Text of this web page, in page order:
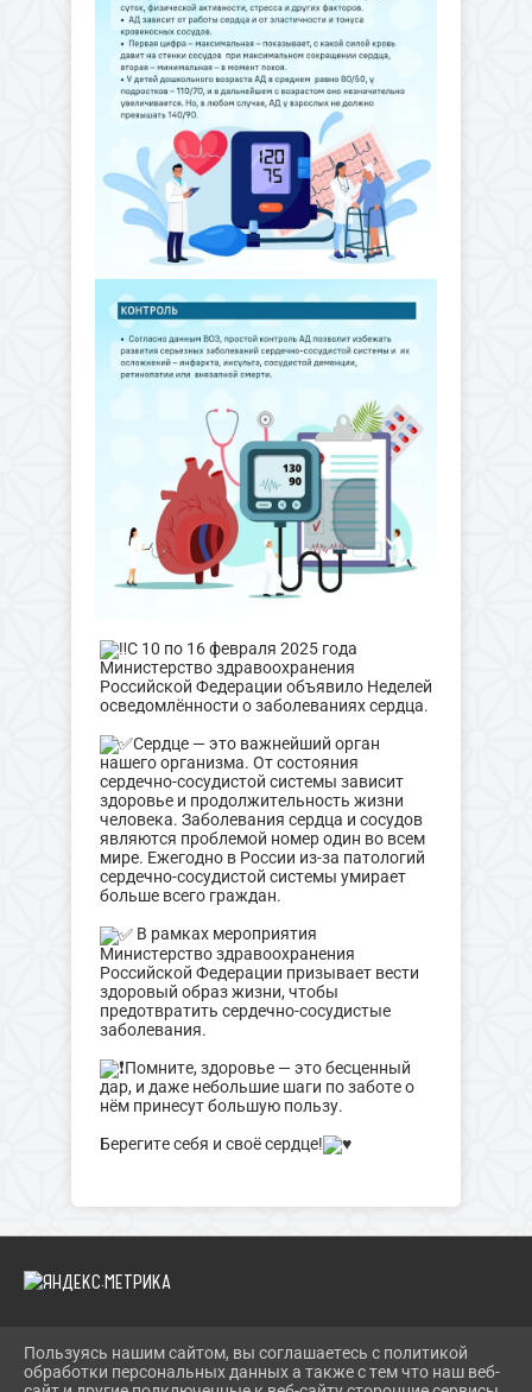
С 10 по 16 февраля 2025 года
Министерство здравоохранения
Российской Федерации объявило Неделей
осведомлённости о заболеваниях сердца.
Сердце — это важнейший орган
нашего организма. От состояния
сердечно-сосудистой системы зависит
здоровье и продолжительность жизни
человека. Заболевания сердца и сосудов
являются проблемой номер один во всем
мире. Ежегодно в России из-за патологий
сердечно-сосудистой системы умирает
больше всего граждан.
️В рамках мероприятия
Министерство здравоохранения
Российской Федерации призывает вести
здоровый образ жизни, чтобы
предотвратить сердечно-сосудистые
заболевания.
Помните, здоровье — это бесценный
дар, и даже небольшие шаги по заботе о
нём принесут большую пользу.
Берегите себя и своё сердце!
2026 Г. BIBLIOYAIVA.RU
ВХОД
Пользуясь нашим сайтом, вы соглашаетесь с политикой
обработки персональных данных а также с тем что наш веб-